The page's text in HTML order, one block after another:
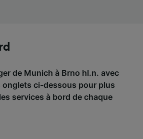
de Munich à Brno hl.n. avec
onglets ci-dessous pour plus
services à bord de chaque